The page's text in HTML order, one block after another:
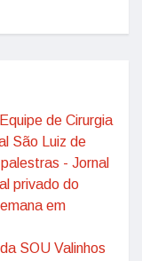
de Cirurgia
São Luiz de
- Jornal
privado do
em
SOU Valinhos